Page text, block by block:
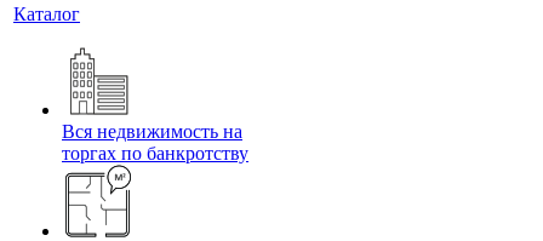
Каталог
Вся недвижимость на
торгах по банкротству